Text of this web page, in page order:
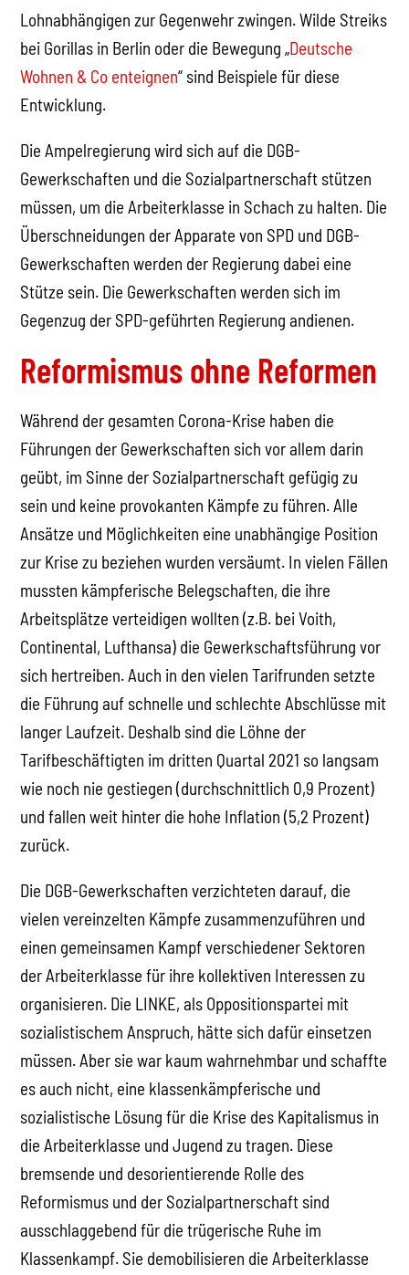
Lohnabhängigen zur Gegenwehr zwingen. Wilde Streiks
bei Gorillas in Berlin oder die Bewegung „Deutsche
Wohnen & Co enteignen“ sind Beispiele für diese
Entwicklung.
Die Ampelregierung wird sich auf die DGB-
Gewerkschaften und die Sozialpartnerschaft stützen
müssen, um die Arbeiterklasse in Schach zu halten. Die
Überschneidungen der Apparate von SPD und DGB-
Gewerkschaften werden der Regierung dabei eine
Stütze sein. Die Gewerkschaften werden sich im
Gegenzug der SPD-geführten Regierung andienen.
Reformismus ohne Reformen
Während der gesamten Corona-Krise haben die
Führungen der Gewerkschaften sich vor allem darin
geübt, im Sinne der Sozialpartnerschaft gefügig zu
sein und keine provokanten Kämpfe zu führen. Alle
Ansätze und Möglichkeiten eine unabhängige Position
zur Krise zu beziehen wurden versäumt. In vielen Fällen
mussten kämpferische Belegschaften, die ihre
Arbeitsplätze verteidigen wollten (z.B. bei Voith,
Continental, Lufthansa) die Gewerkschaftsführung vor
sich hertreiben. Auch in den vielen Tarifrunden setzte
die Führung auf schnelle und schlechte Abschlüsse mit
langer Laufzeit. Deshalb sind die Löhne der
Tarifbeschäftigten im dritten Quartal 2021 so langsam
wie noch nie gestiegen (durchschnittlich 0,9 Prozent)
und fallen weit hinter die hohe Inflation (5,2 Prozent)
zurück.
Die DGB-Gewerkschaften verzichteten darauf, die
vielen vereinzelten Kämpfe zusammenzuführen und
einen gemeinsamen Kampf verschiedener Sektoren
der Arbeiterklasse für ihre kollektiven Interessen zu
organisieren. Die LINKE, als Oppositionspartei mit
sozialistischem Anspruch, hätte sich dafür einsetzen
müssen. Aber sie war kaum wahrnehmbar und schaffte
es auch nicht, eine klassenkämpferische und
sozialistische Lösung für die Krise des Kapitalismus in
die Arbeiterklasse und Jugend zu tragen. Diese
bremsende und desorientierende Rolle des
Reformismus und der Sozialpartnerschaft sind
ausschlaggebend für die trügerische Ruhe im
Klassenkampf. Sie demobilisieren die Arbeiterklasse